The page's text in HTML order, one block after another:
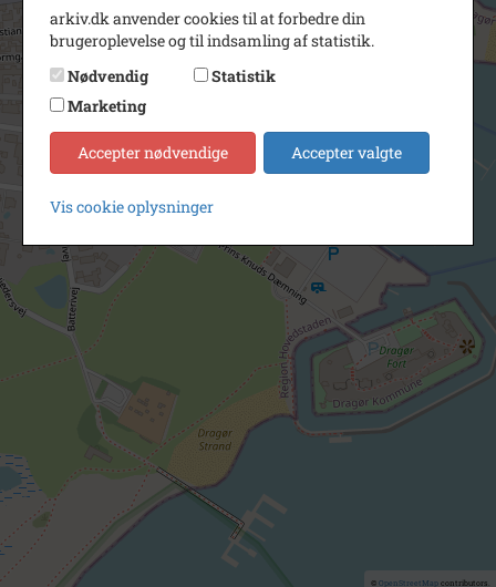
© OpenStreetMapcontributors.
arkiv.dk anvender cookies til at forbedre din
brugeroplevelse og til indsamling af statistik.
Nødvendig
Statistik
Marketing
Accepter nødvendige Accepter valgte
Vis cookie oplysninger